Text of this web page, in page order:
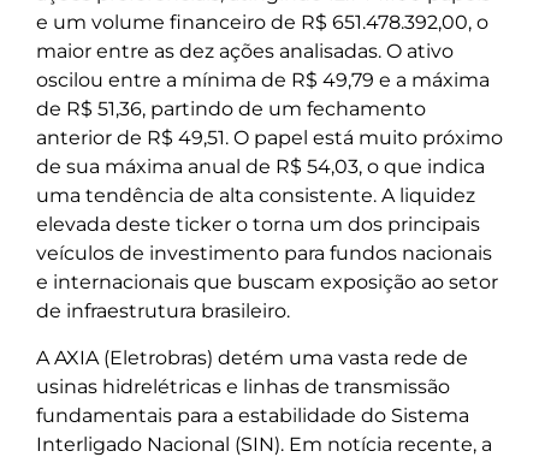
e um volume financeiro de R$ 651.478.392,00, o
maior entre as dez ações analisadas. O ativo
oscilou entre a mínima de R$ 49,79 e a máxima
de R$ 51,36, partindo de um fechamento
anterior de R$ 49,51. O papel está muito próximo
de sua máxima anual de R$ 54,03, o que indica
uma tendência de alta consistente. A liquidez
elevada deste ticker o torna um dos principais
veículos de investimento para fundos nacionais
e internacionais que buscam exposição ao setor
de infraestrutura brasileiro.
A AXIA (Eletrobras) detém uma vasta rede de
usinas hidrelétricas e linhas de transmissão
fundamentais para a estabilidade do Sistema
Interligado Nacional (SIN). Em notícia recente, a